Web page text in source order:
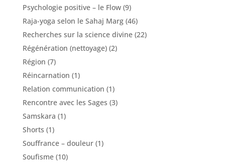
Psychologie positive – le Flow(9)
Raja-yoga selon le Sahaj Marg(46)
Recherches sur la science divine(22)
Régénération (nettoyage)(2)
Région (7)
Réincarnation (1)
Relation communication (1)
Rencontre avec les Sages (3)
Samskara (1)
Shorts (1)
Souffrance – douleur(1)
Soufisme(10)